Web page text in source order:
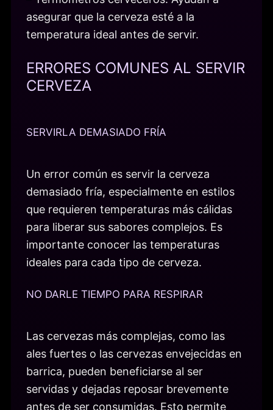
asegurar que la cerveza esté a la
temperatura ideal antes de servir.
ERRORES COMUNES AL SERVIR
CERVEZA
SERVIRLA DEMASIADO FRÍA
Un error común es servir la cerveza
demasiado fría, especialmente en estilos
que requieren temperaturas más cálidas
para liberar sus sabores complejos. Es
importante conocer las temperaturas
ideales para cada tipo de cerveza.
NO DARLE TIEMPO PARA RESPIRAR
Las cervezas más complejas, como las
ales fuertes o las cervezas envejecidas en
barrica, pueden beneficiarse al ser
servidas y dejadas reposar brevemente
antes de ser consumidas. Esto permite